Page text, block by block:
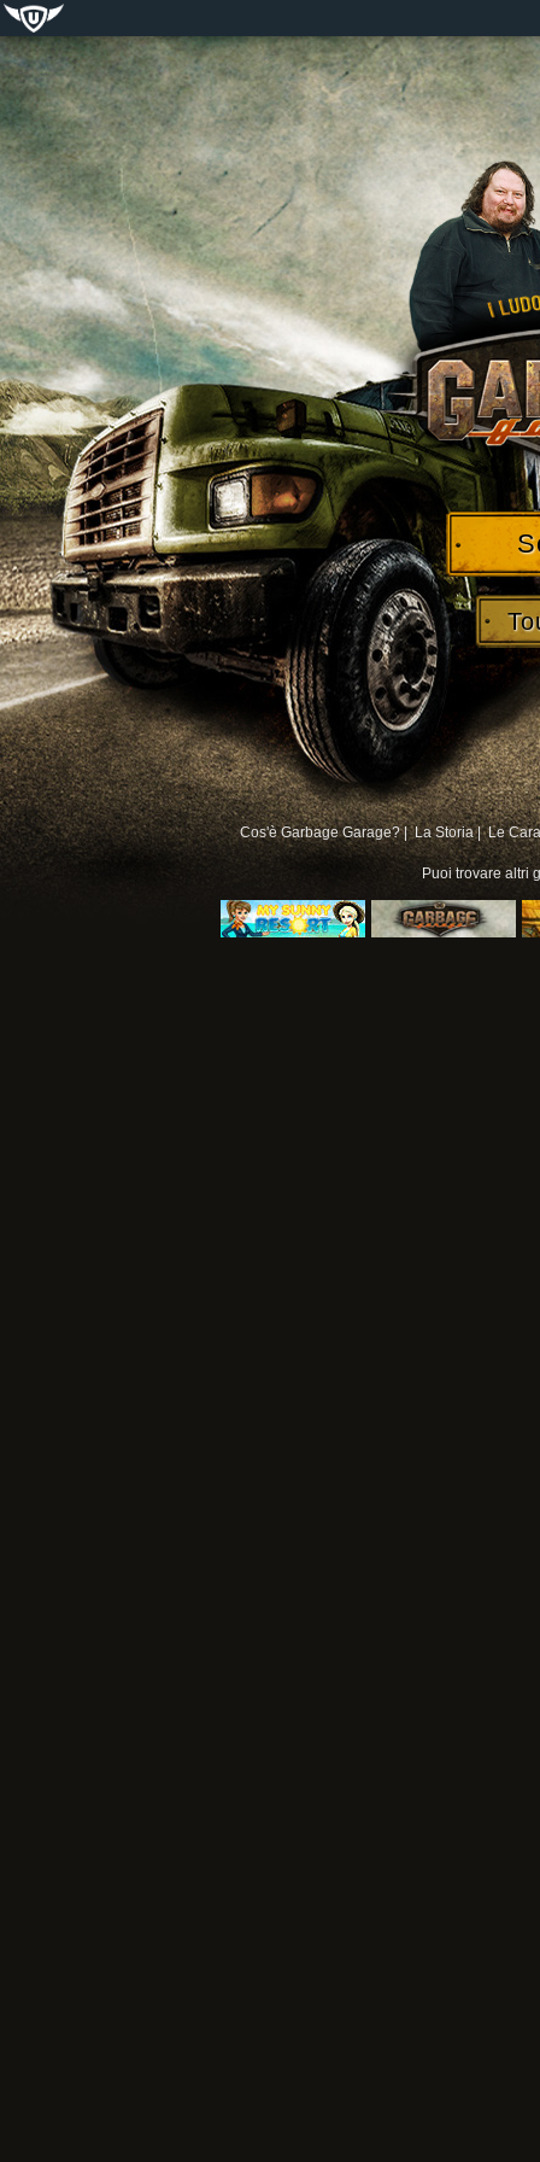
Cos'è Garbage Garage? | La Storia | Le
Puoi trovare altri